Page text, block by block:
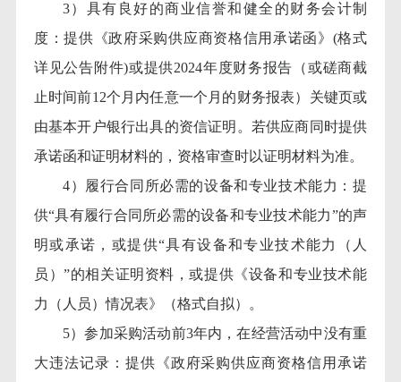
3）具有良好的商业信誉和健全的财务会计制
度：提供《政府采购供应商资格信用承诺函》(格式
详见公告附件)或提供2024年度财务报告（或磋商截
止时间前12个月内任意一个月的财务报表）关键页或
由基本开户银行出具的资信证明。若供应商同时提供
承诺函和证明材料的，资格审查时以证明材料为准。
4）履行合同所必需的设备和专业技术能力：提
供“具有履行合同所必需的设备和专业技术能力”的声
明或承诺，或提供“具有设备和专业技术能力（人
员）”的相关证明资料，或提供《设备和专业技术能
力（人员）情况表》（格式自拟）。
5）参加采购活动前3年内，在经营活动中没有重
大违法记录：提供《政府采购供应商资格信用承诺